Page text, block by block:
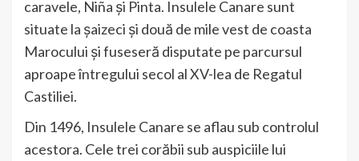
caravele, Niña și Pinta. Insulele Canare sunt
situate la șaizeci și două de mile vest de coasta
Marocului și fuseseră disputate pe parcursul
aproape întregului secol al XV-lea de Regatul
Castiliei.
Din 1496, Insulele Canare se aflau sub controlul
acestora. Cele trei corăbii sub auspiciile lui